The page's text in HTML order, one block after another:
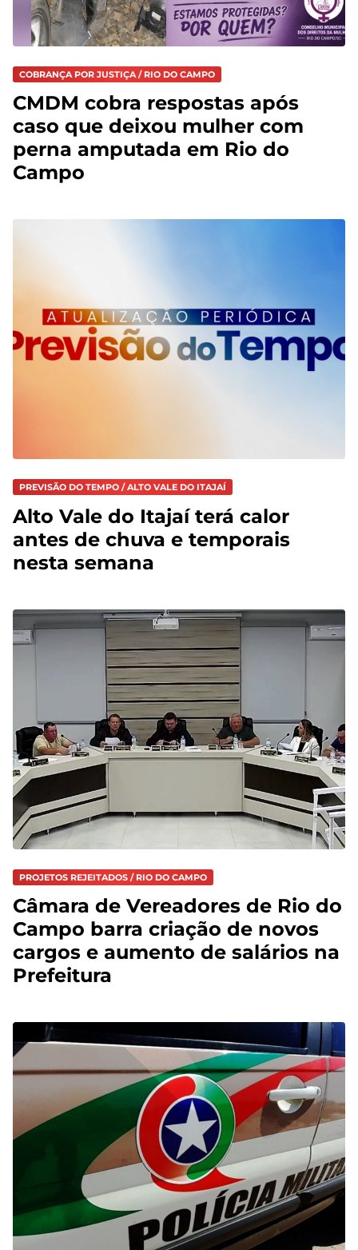
COBRANÇA POR JUSTIÇA / RIO DO CAMPO
CMDM cobra respostas após
caso que deixou mulher com
perna amputada em Rio do
Campo
PREVISÃO DO TEMPO / ALTO VALE DO ITAJAÍ
Alto Vale do Itajaí terá calor
antes de chuva e temporais
nesta semana
PROJETOS REJEITADOS / RIO DO CAMPO
Câmara de Vereadores de Rio do
Campo barra criação de novos
cargos e aumento de salários na
Prefeitura